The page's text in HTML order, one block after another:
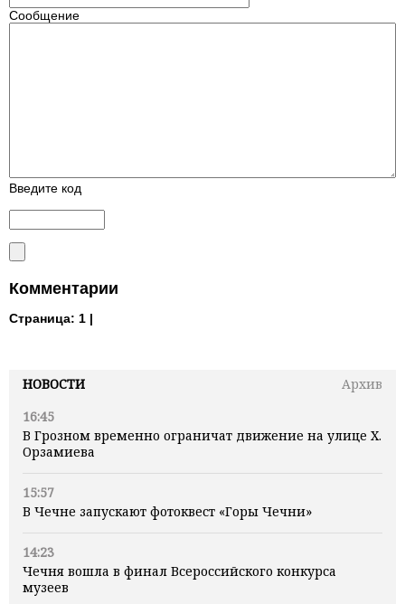
НОВОСТИ
Архив
16:45
В Грозном временно ограничат движение на улице Х.
Орзамиева
15:57
В Чечне запускают фотоквест «Горы Чечни»
14:23
Чечня вошла в финал Всероссийского конкурса
музеев
Сообщение
Введите код
Комментарии
Страница: 1 |